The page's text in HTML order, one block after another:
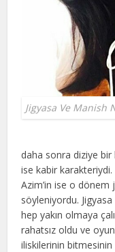
Jigyasa Ve Manish
daha sonra diziye
ise kabir
Azim’in ise o
söyleniyordu.
hep yakın olmaya
rahatsız oldu ve
iliskilerinin